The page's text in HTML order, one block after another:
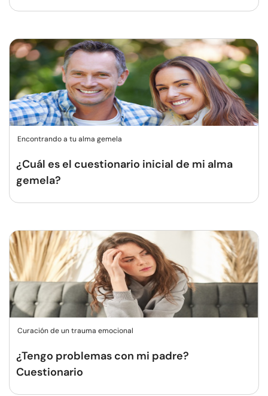
Encontrando a tu alma gemela
¿Cuál es el cuestionario inicial de mi alma
gemela?
Curación de un trauma emocional
¿Tengo problemas con mi padre?
Cuestionario